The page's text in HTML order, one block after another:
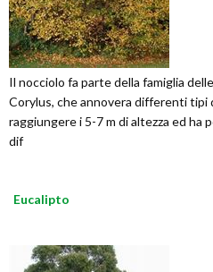
Il nocciolo fa parte della famiglia
Corylus, che annovera differenti tipi
raggiungere i 5-7 m di altezza ed ha
dif
Eucalipto